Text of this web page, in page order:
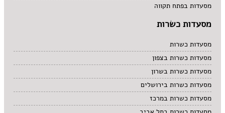
מסעדות בפתח תקווה
מסעדות כשרות
מסעדות כשרות
מסעדות כשרות בצפון
מסעדות כשרות בשרון
מסעדות כשרות בירושלים
מסעדות כשרות במרכז